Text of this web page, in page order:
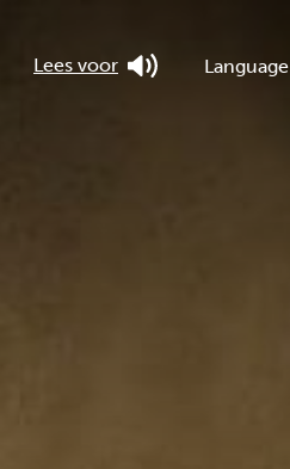
Lees voor Language